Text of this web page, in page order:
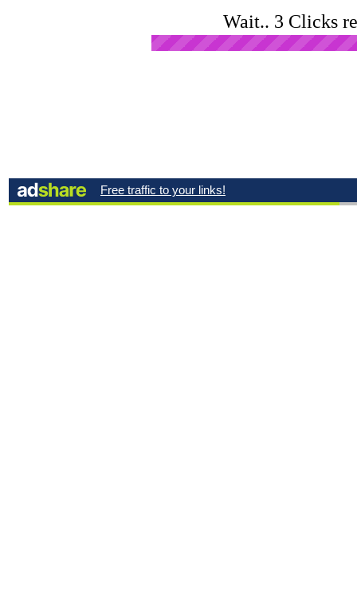
Wait.. 3 Clicks